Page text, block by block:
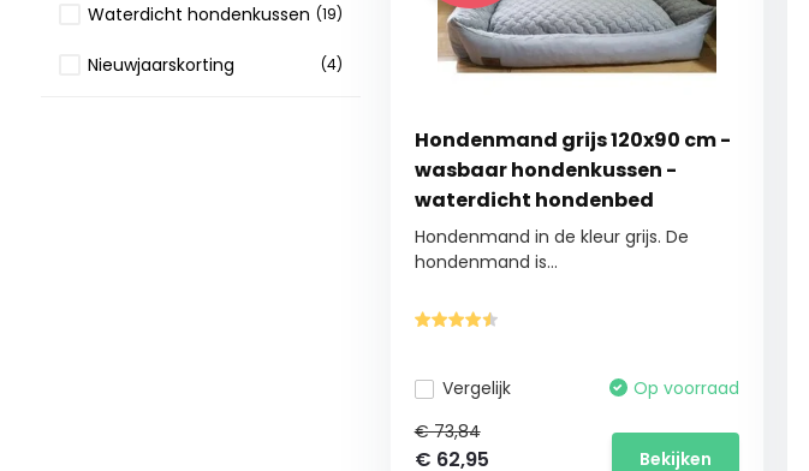
Waterdicht hondenkussen (19)
Nieuwjaarskorting (4)
Hondenmand grijs 120x90 cm -
wasbaar hondenkussen -
waterdicht hondenbed
Hondenmand in de kleur grijs. De
hondenmand is...
Vergelijk
Op voorraad
€ 73,84
€ 62,95 Bekijken